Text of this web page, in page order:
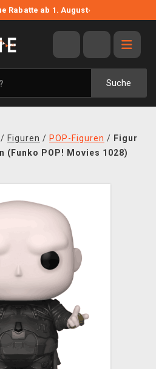
Rabatte ab 1. August›
Suche
/ Figuren / POP-Figuren / Figur
(Funko POP! Movies 1028)